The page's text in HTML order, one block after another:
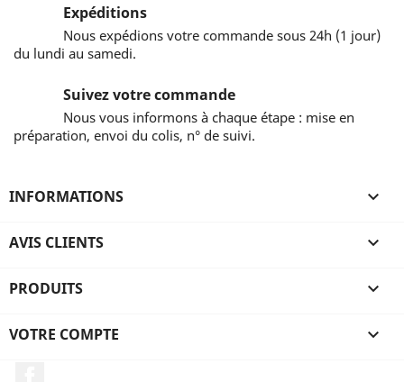
Expéditions
Nous expédions votre commande sous 24h (1 jour)
du lundi au samedi.
Suivez votre commande
Nous vous informons à chaque étape : mise en
préparation, envoi du colis, n° de suivi.
INFORMATIONS 
AVIS CLIENTS 
PRODUITS 
VOTRE COMPTE 